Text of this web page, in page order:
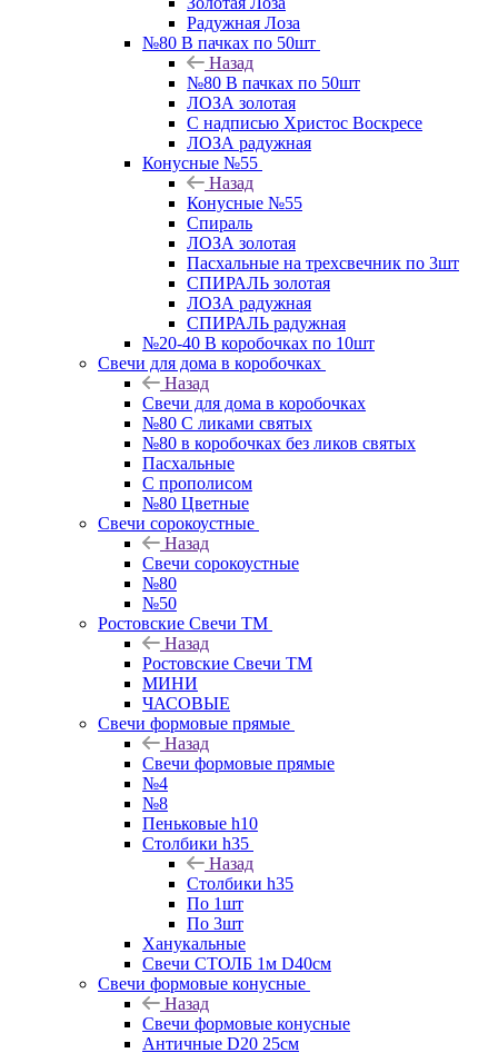
Радужная Лоза
№80 В пачках по 50шт
Назад
№80 В пачках по 50шт
ЛОЗА золотая
С надписью Христос Воскресе
ЛОЗА радужная
Конусные №55
Назад
Конусные №55
Спираль
ЛОЗА золотая
Пасхальные на трехсвечник по 3шт
СПИРАЛЬ золотая
ЛОЗА радужная
СПИРАЛЬ радужная
№20-40 В коробочках по 10шт
Свечи для дома в коробочках
Назад
Свечи для дома в коробочках
№80 С ликами святых
№80 в коробочках без ликов святых
Пасхальные
С прополисом
№80 Цветные
Свечи сорокоустные
Назад
Свечи сорокоустные
№80
№50
Ростовские Свечи ТМ
Назад
Ростовские Свечи ТМ
МИНИ
ЧАСОВЫЕ
Свечи формовые прямые
Назад
Свечи формовые прямые
№4
№8
Пеньковые h10
Столбики h35
Назад
Столбики h35
По 1шт
По 3шт
Ханукальные
Свечи СТОЛБ 1м D40см
Свечи формовые конусные
Назад
Свечи формовые конусные
Античные D20 25см